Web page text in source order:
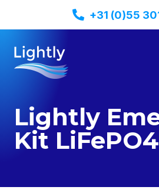
+31 (0)55
Lightly
Kit LiFePO4